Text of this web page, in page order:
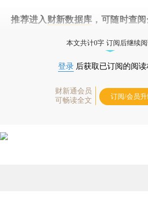
推荐进入 财新数据库 ，可随时查
本文共计0字 订阅后继续
登录 后获取已订阅的阅读
财新通会员
可畅读全文
订阅/会员升